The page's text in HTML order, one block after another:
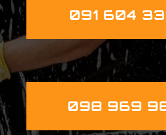
091 604
098 969